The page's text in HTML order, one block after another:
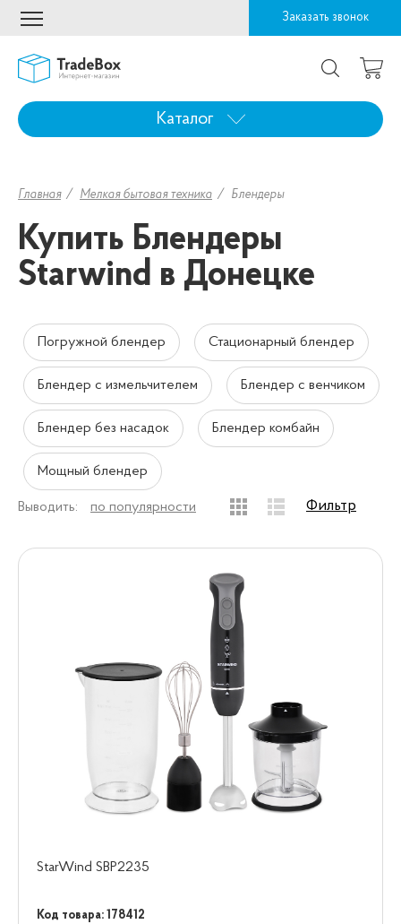
Заказать звонок
Каталог
Главная Мелкая бытовая техника Блендеры
Купить Блендеры
Starwind в Донецке
Погружной блендер Стационарный блендер
Блендер с измельчителем Блендер с венчиком
Блендер без насадок Блендер комбайн
Мощный блендер
Выводить: по популярности Фильтр
StarWind SBP2235
Код товара: 178412